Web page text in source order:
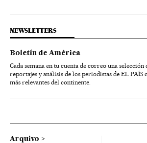
NEWSLETTERS
Boletín de América
Cada semana en tu cuenta de correo una selección
reportajes y análisis de los periodistas de EL PAÍS
más relevantes del continente.
Arquivo